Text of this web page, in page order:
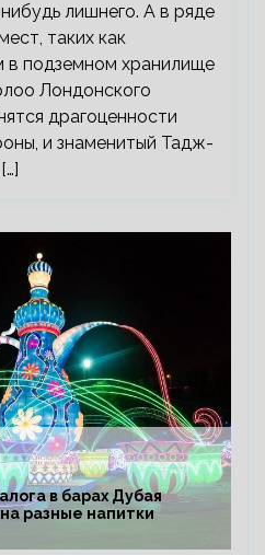
лишнего. А в ряде
таких как
подземном хранилище
Лондонского
драгоценности
и знаменитый Тадж-
в барах Дубая
разные напитки